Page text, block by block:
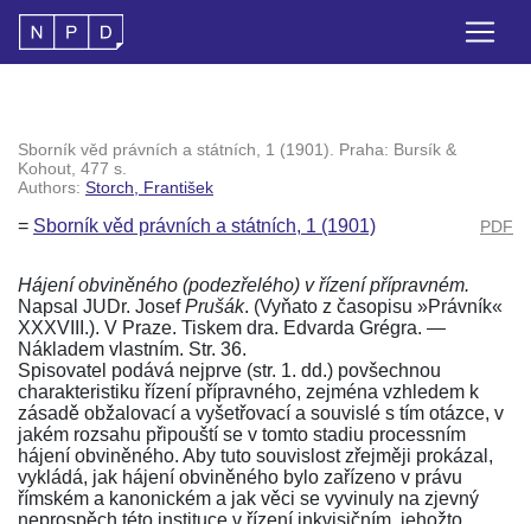
Sborník věd právních a státních, 1 (1901). Praha: Bursík &
Kohout, 477 s.
Authors: Storch, František
= Sborník věd právních a státních, 1 (1901) PDF
Hájení obviněného (podezřelého) v řízení přípravném.
Napsal JUDr. JosefPrušák. (Vyňato z časopisu »Právník«
XXXVIII.). V Praze. Tiskem dra. Edvarda Grégra. —
Nákladem vlastním. Str. 36.
Spisovatel podává nejprve (str. 1. dd.) povšechnou
charakteristiku řízení přípravného, zejména vzhledem k
zásadě obžalovací a vyšetřovací a souvislé s tím otázce, v
jakém rozsahu připouští se v tomto stadiu processním
hájení obviněného. Aby tuto souvislost zřejměji prokázal,
vykládá, jak hájení obviněného bylo zařízeno v právu
římském a kanonickém a jak věci se vyvinuly na zjevný
neprospěch této instituce v řízení inkvisičním, jehožto